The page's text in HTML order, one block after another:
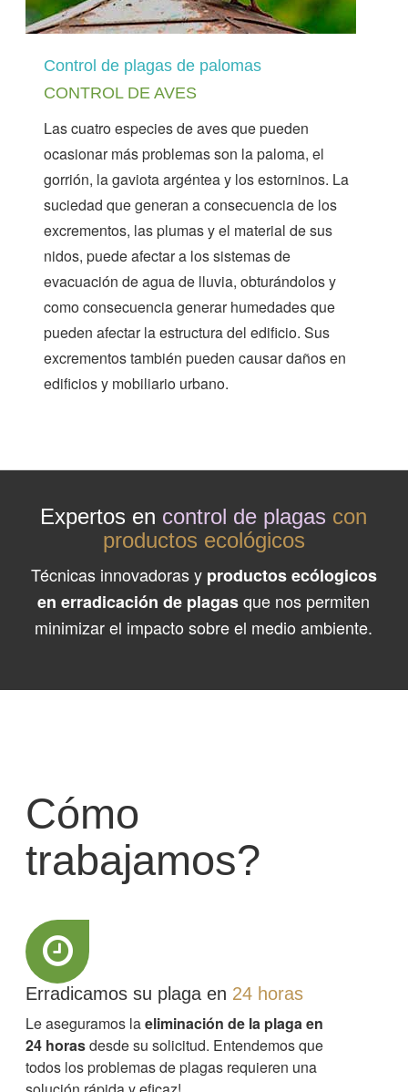
Control de plagas de palomas
CONTROL DE AVES
Las cuatro especies de aves que pueden
ocasionar más problemas son la paloma, el
gorrión, la gaviota argéntea y los estorninos. La
suciedad que generan a consecuencia de los
excrementos, las plumas y el material de sus
nidos, puede afectar a los sistemas de
evacuación de agua de lluvia, obturándolos y
como consecuencia generar humedades que
pueden afectar la estructura del edificio. Sus
excrementos también pueden causar daños en
edificios y mobiliario urbano.
Expertos en control de plagas con
productos ecológicos
Técnicas innovadoras y productos ecólogicos
en erradicación de plagasque nos permiten
minimizar el impacto sobre el medio ambiente.
Cómo
trabajamos?
Erradicamos su plaga en 24 horas
Le aseguramos laeliminación de la plaga en
24 horasdesde su solicitud. Entendemos que
todos los problemas de plagas requieren una